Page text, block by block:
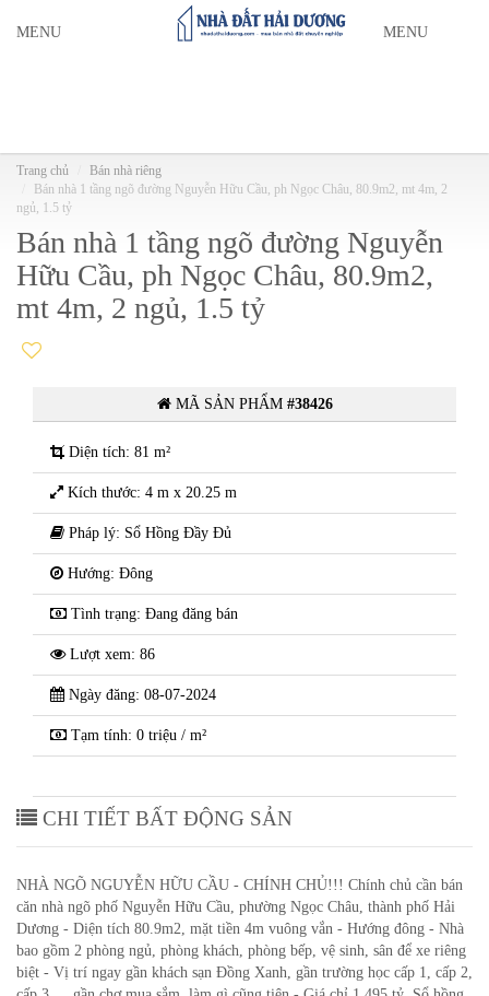
MENU MENU
Trang chủ
Bán nhà riêng
Bán nhà 1 tầng ngõ đường Nguyễn Hữu Cầu, ph Ngọc Châu, 80.9m2, mt 4m, 2
ngủ, 1.5 tỷ
Bán nhà 1 tầng ngõ đường Nguyễn
Hữu Cầu, ph Ngọc Châu, 80.9m2,
mt 4m, 2 ngủ, 1.5 tỷ
MÃ SẢN PHẨM #38426
Diện tích: 81 m²
Kích thước: 4 m x 20.25 m
Pháp lý: Sổ Hồng Đầy Đủ
Hướng: Đông
Tình trạng: Đang đăng bán
Lượt xem: 86
Ngày đăng: 08-07-2024
Tạm tính: 0 triệu / m²
CHI TIẾT BẤT ĐỘNG SẢN
NHÀ NGÕ NGUYỄN HỮU CẦU - CHÍNH CHỦ!!! Chính chủ cần bán
căn nhà ngõ phố Nguyễn Hữu Cầu, phường Ngọc Châu, thành phố Hải
Dương - Diện tích 80.9m2, mặt tiền 4m vuông vắn - Hướng đông - Nhà
bao gồm 2 phòng ngủ, phòng khách, phòng bếp, vệ sinh, sân để xe riêng
biệt - Vị trí ngay gần khách sạn Đồng Xanh, gần trường học cấp 1, cấp 2,